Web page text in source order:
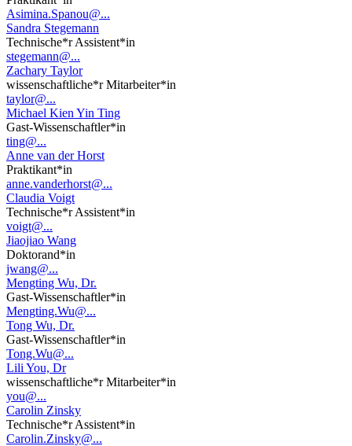
Asimina.Spanou@...
Sandra Stegemann
Technische*r Assistent*in
stegemann@...
Zachary Taylor
wissenschaftliche*r Mitarbeiter*in
taylor@...
Michael Kien Yin Ting
Gast-Wissenschaftler*in
ting@...
Anne van der Horst
Praktikant*in
anne.vanderhorst@...
Claudia Voigt
Technische*r Assistent*in
voigt@...
Jiaojiao Wang
Doktorand*in
jwang@...
Mengting Wu, Dr.
Gast-Wissenschaftler*in
Mengting.Wu@...
Tong Wu, Dr.
Gast-Wissenschaftler*in
Tong.Wu@...
Lili You, Dr
wissenschaftliche*r Mitarbeiter*in
you@...
Carolin Zinsky
Technische*r Assistent*in
Carolin.Zinsky@...